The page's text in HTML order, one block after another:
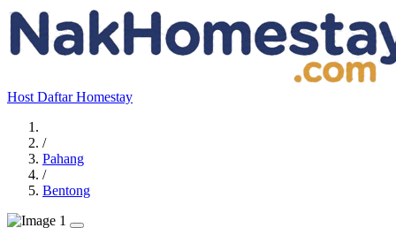
Host Daftar Homestay
/
Pahang
/
Bentong